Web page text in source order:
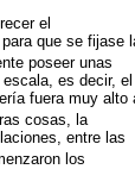
el
que se fijase
poseer unas
es decir, el
fuera muy alto
cosas, la
entre las
los